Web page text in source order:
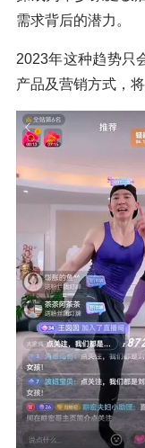
需求背后的潜力。
2023年这种趋势只
产品及营销方式，